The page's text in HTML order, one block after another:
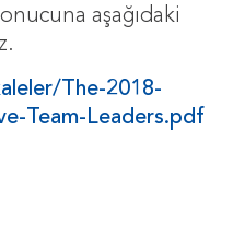
aşağıdaki
The-2018-
Team-Leaders.pdf